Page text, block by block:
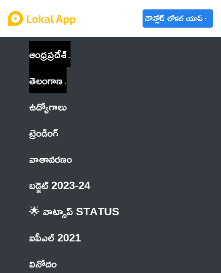
డౌన్లోడ్ లోకల్ యాప్
ఆంధ్రప్రదేశ్
తెలంగాణ
ఉద్యోగాలు
ట్రెండింగ్
వాతావరణం
బడ్జెట్ 2023-24
🌟 వాట్సాప్ STATUS
ఐపీఎల్ 2021
వినోదం